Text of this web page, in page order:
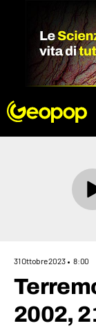
31 Ottobre 2023 8:00
2002,